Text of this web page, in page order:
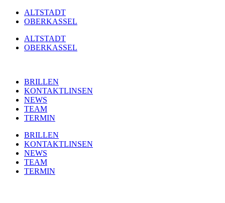
Zum
Inhalt
ALTSTADT
OBERKASSEL
ALTSTADT
OBERKASSEL
BRILLEN
KONTAKTLINSEN
NEWS
TEAM
TERMIN
BRILLEN
KONTAKTLINSEN
NEWS
TEAM
TERMIN